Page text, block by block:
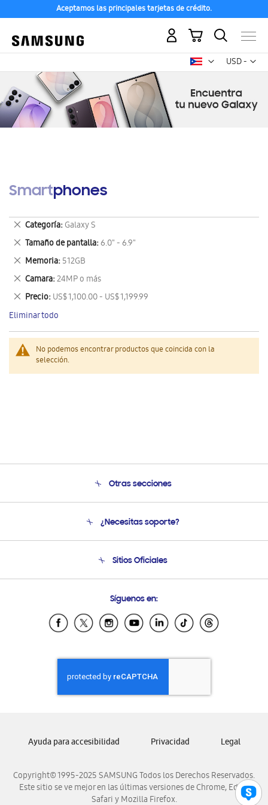
Aceptamos las principales tarjetas de crédito.
USD -
dólar
Mi carrito
Smartphones
No podemos encontrar productos que coincida con la
selección.
Categoría Galaxy S
Eliminar
este
artículo
Tamaño de pantalla 6.0" - 6.9"
Eliminar
este
artículo
Memoria 512GB
Eliminar
este
artículo
Camara 24MP o más
Eliminar
este
artículo
Precio US$ 1,100.00 - US$ 1,199.99
Eliminar
este
artículo
Eliminar todo
Otras secciones
Soporte
Condiciones de Compra
¿Necesitas soporte?
Soporte vía eMail
Sitios Oficiales
Samsung Ecuador
Samsung El Salvador
Samsung Honduras
Samsung Nicaragua
Samsung Panamá
Samsung Venezuela
Síguenos en:
Copyright© 1995-2025 SAMSUNG Todos los Derechos Reservados.
Este sitio se ve mejor en las últimas versiones de Chrome, Edge,
Safari y Mozilla Firefox.
Ayuda para accesibilidad Privacidad Legal